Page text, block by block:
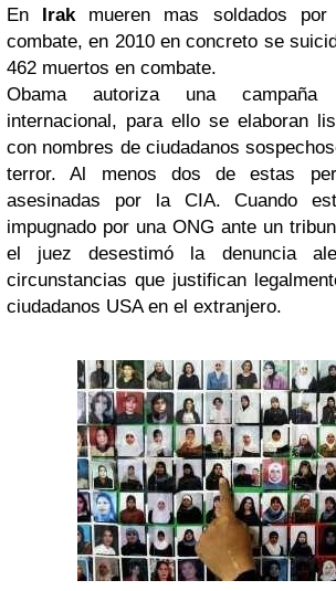
En Irakmueren mas soldados por
combate, en 2010 en concreto se
462 muertos en combate.
Obama autoriza una campaña
internacional, para ello se elaboran
con nombres de ciudadanos
terror. Al menos dos de estas
asesinadas por la CIA. Cuando
impugnado por una ONG ante un
el juez desestimó la denuncia
circunstancias que justifican
ciudadanos USA en el extranjero.